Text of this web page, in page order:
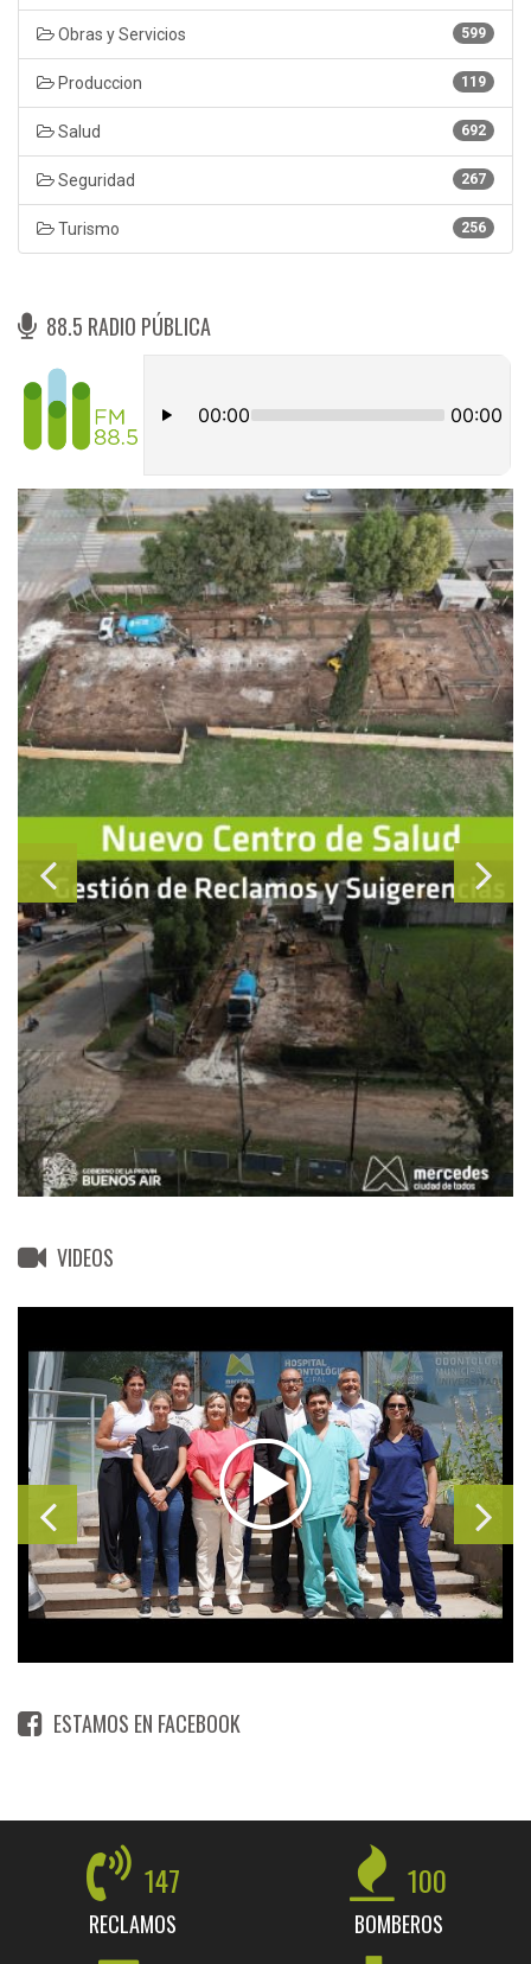
599
Obras y Servicios
119
Produccion
692
Salud
267
Seguridad
256
Turismo
88.5 RADIO PÚBLICA
VIDEOS
ESTAMOS EN FACEBOOK
147
RECLAMOS
100
BOMBEROS